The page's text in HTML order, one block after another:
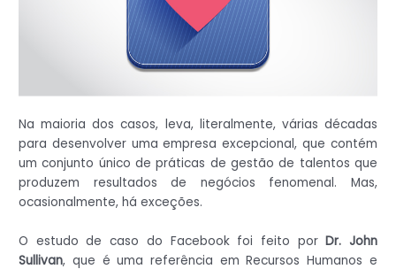
Na maioria dos casos, leva, literalmente, várias décadas
para desenvolver uma empresa excepcional, que contém
um conjunto único de práticas de gestão de talentos que
produzem resultados de negócios fenomenal. Mas,
ocasionalmente, há exceções.
O estudo de caso do Facebook foi feito porDr. John
Sullivan, que é uma referência em Recursos Humanos e